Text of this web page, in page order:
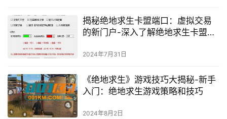
揭秘绝地求生卡盟端口：虚拟交易
的新门户-深入了解绝地求生卡盟端
平台
2024年7月31日
《绝地求生》游戏技巧大揭秘-新手
入门：绝地求生游戏策略和技巧
2024年8月2日